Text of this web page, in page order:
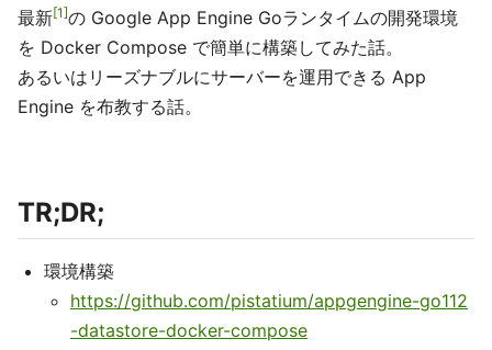
最新 1 の Google App Engine Goランタイムの開発環境
を Docker Compose で簡単に構築してみた話。
あるいはリーズナブルにサーバーを運用できる App
Engine を布教する話。
TR;DR;
環境構築
https://github.com/pistatium/appgengine-go112
-datastore-docker-compose